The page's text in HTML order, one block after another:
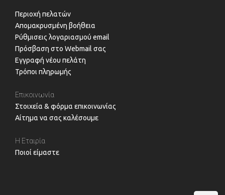
Περιοχή πελατών
Απομακρυσμένη βοήθεια
Ρύθμισεις λογαριασμού email
Πρόσβαση στο Webmail σας
Εγγραφή νέου πελάτη
Τρόποι πληρωμής
Επικοινωνία
Στοιχεία & φόρμα επικοινωνίας
Αίτημα να σας καλέσουμε
Η Εταιρία
Ποιοί είμαστε